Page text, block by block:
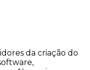
da criação do